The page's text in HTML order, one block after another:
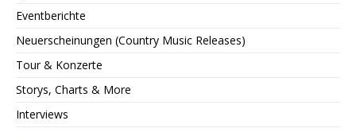
Eventberichte
Neuerscheinungen (Country Music Releases)
Tour & Konzerte
Storys, Charts & More
Interviews